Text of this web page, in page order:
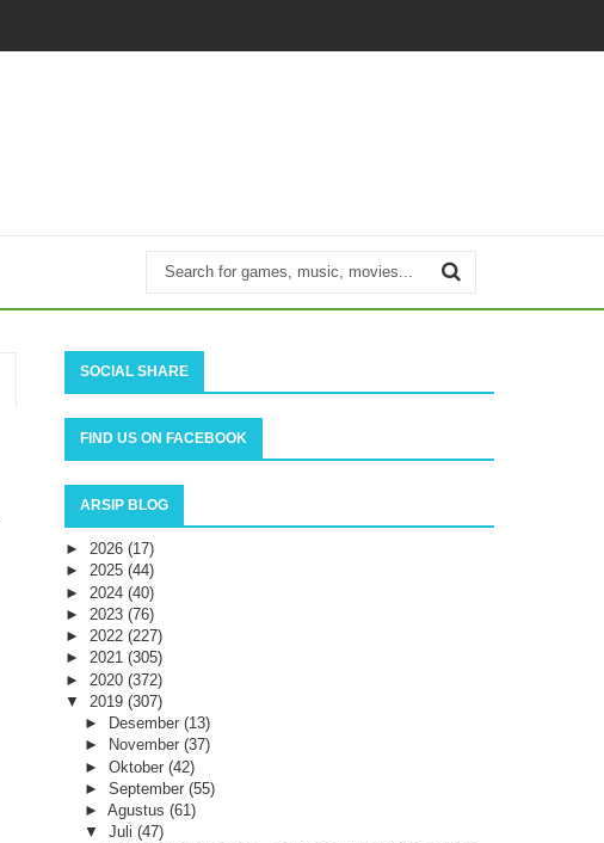
SOCIAL SHARE
FIND US ON FACEBOOK
ARSIP BLOG
► 2026 (17)
► 2025 (44)
► 2024 (40)
► 2023 (76)
► 2022 (227)
► 2021 (305)
► 2020 (372)
▼ 2019 (307)
►
Desember (13)
►
November (37)
► Oktober (42)
► September (55)
► Agustus (61)
▼ Juli (47)